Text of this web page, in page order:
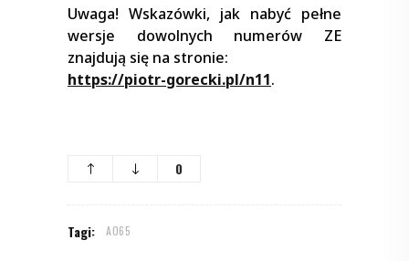
Uwaga! Wskazówki, jak nabyć pełne
wersje dowolnych numerów ZE
znajdują się na stronie:
https://piotr-gorecki.pl/n11.
0
Tagi: A065